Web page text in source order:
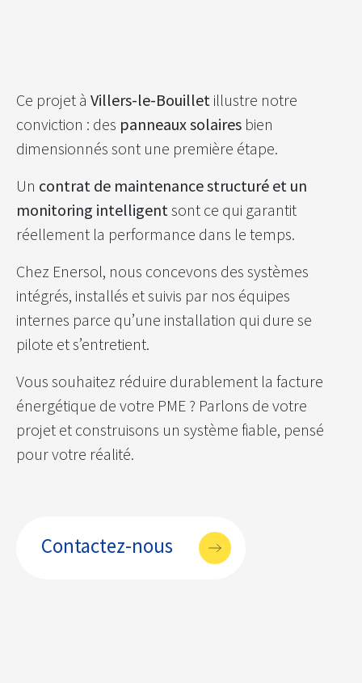
Ce projet à Villers-le-Bouillet illustre notre
conviction : des panneaux solaires bien
dimensionnés sont une première étape.
Un contrat de maintenance structuré et un
monitoring intelligentsont ce qui garantit
réellement la performance dans le temps.
Chez Enersol, nous concevons des systèmes
intégrés, installés et suivis par nos équipes
internes parce qu’une installation qui dure se
pilote et s’entretient.
Vous souhaitez réduire durablement la facture
énergétique de votre PME ? Parlons de votre
projet et construisons un système fiable, pensé
pour votre réalité.
Contactez-nous